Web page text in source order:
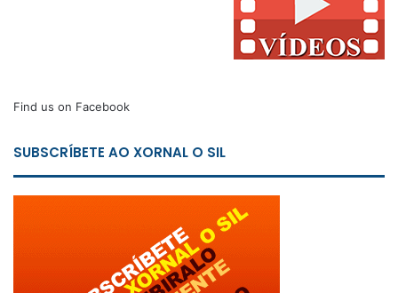
Find us on Facebook
SUBSCRÍBETE AO XORNAL O SIL